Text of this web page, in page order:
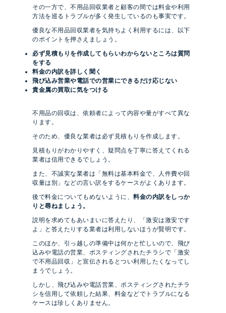
その一方で、不用品回収業者と顧客の間では料金や利用
方法を巡るトラブルが多く発生しているのも事実です。
優良な不用品回収業者を気持ちよく利用するには、以下
のポイントを押さえましょう。
必ず見積もりを作成してもらいわからないところは質問
をする
料金の内訳を詳しく聞く
飛び込み営業や電話での営業にできるだけ応じない
貴金属の買取に気をつける
不用品の回収は、依頼者によって内容や量がすべて異な
ります。
そのため、優良な業者は必ず見積もりを作成します。
見積もりがわかりやすく、疑問点を丁寧に答えてくれる
業者は信用できるでしょう。
また、不誠実な業者は「無料は基本料金で、人件費や回
収量は別」などの言い訳をするケースがよくあります。
後で料金についてもめないように、 料金の内訳をしっか
りと尋ねましょう。
説明を求めてもあいまいに答えたり、「激安は激安です
よ」と答えたりする業者は利用しないほうが賢明です。
このほか、引っ越しの準備中は何かと忙しいので、飛び
込みや電話の営業、ポスティングされたチラシで「激安
で不用品回収」と宣伝されるとつい利用したくなってし
まうでしょう。
しかし、飛び込みや電話営業、ポスティングされたチラ
シを信用して依頼した結果、料金などでトラブルになる
ケースは珍しくありません。